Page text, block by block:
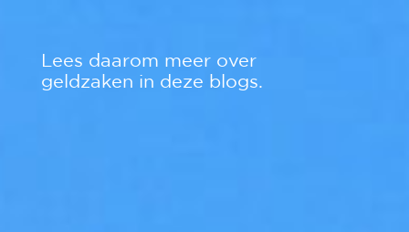
Lees daarom meer over
geldzaken in deze blogs.